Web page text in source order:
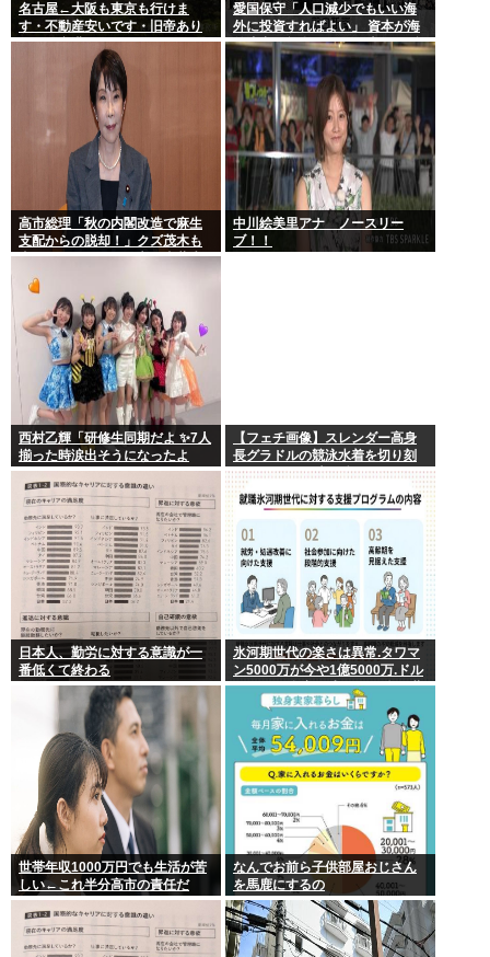
名古屋←大阪も東京も行けま
す・不動産安いです・旧帝あり
ます・空港あります 不人気な理
愛国保守「人口減少でもいい海
外に投資すればよい」 資本が海
外流出し賃金もGDPも上がらず
海外が成長
高市総理「秋の内閣改造で麻生
支配からの脱却！」クズ茂木も
壺ホークもクビの一方で壺萩生
田が復権へ
中川絵美里アナ ノースリー
ブ！！
西村乙輝「研修生同期だよ ✨7人
揃った時涙出そうになったよ
ね」
【フェチ画像】スレンダー高身
長グラドルの競泳水着を切り刻
むとヌルヌル 大開脚×マッサージ
【鹿】
日本人、勤労に対する意識が一
番低くて終わる
氷河期世代の楽さは異常.タワマ
ン5000万が今や1億5000万.ドル
円80円で資産形成.マジで楽な世
代だったな
世帯年収1000万円でも生活が苦
しい←これ半分高市の責任だ
ろ…
なんでお前ら子供部屋おじさん
を馬鹿にするの